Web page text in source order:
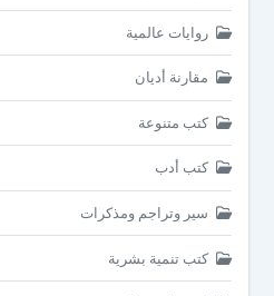
روايات عالمية
مقارنة أديان
كتب متنوعة
كتب أدب
سير وتراجم ومذكرات
كتب تنمية بشرية